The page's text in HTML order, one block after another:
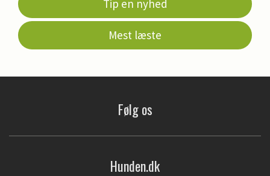
Tip en nyhed
Mest læste
Følg os
Hunden.dk